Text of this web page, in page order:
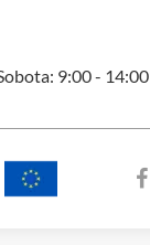
9:00 - 14:00